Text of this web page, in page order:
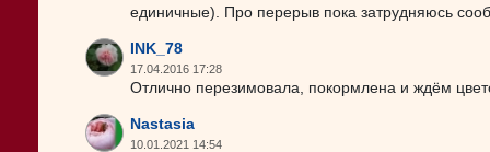
единичные). Про перерыв пока затрудняюсь
INK_78
17.04.2016 17:28
Отлично перезимовала, покормлена и ждём
Nastasia
10.01.2021 14:54